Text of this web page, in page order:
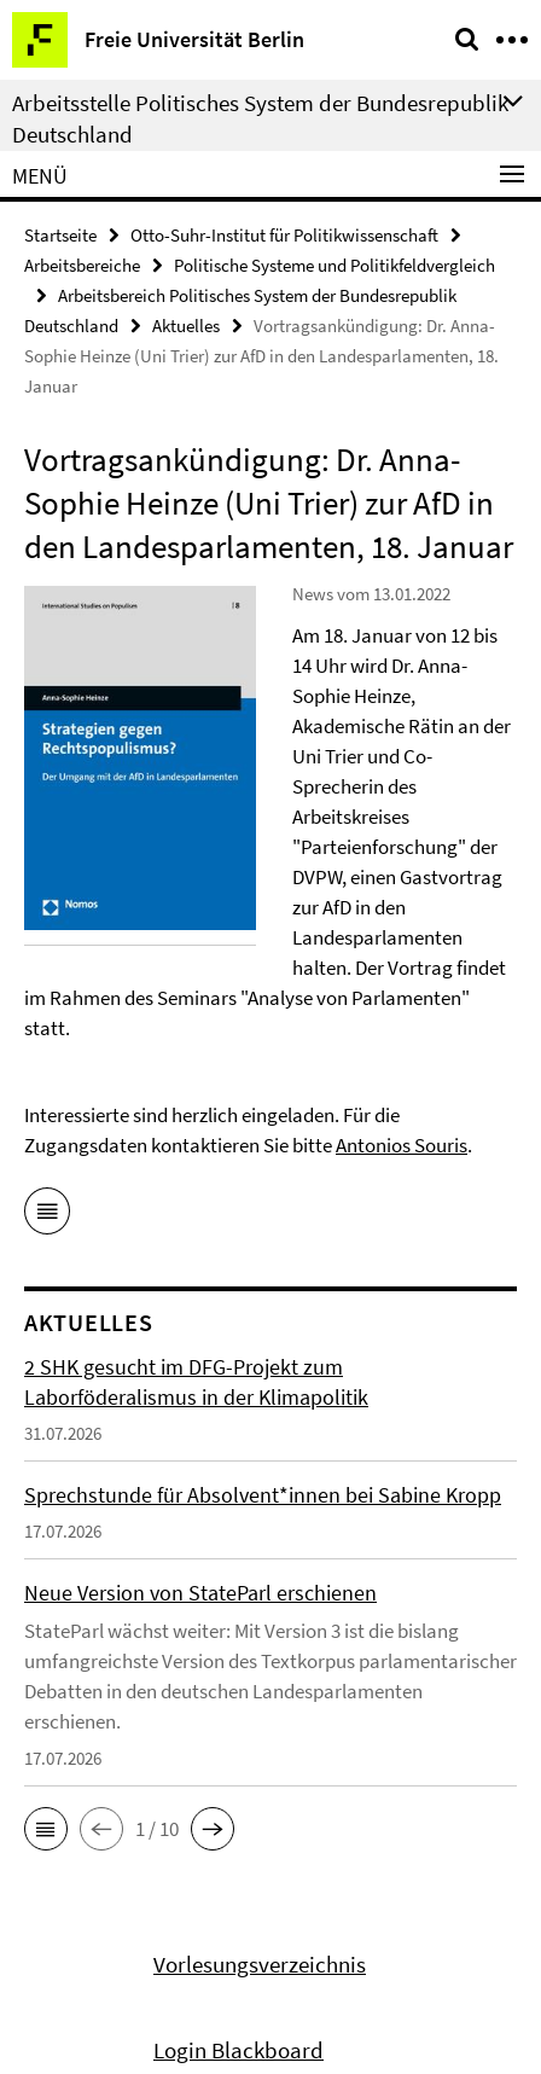
Springe
direkt
zu
Inhalt
Freie Universität Berlin
Service-
Navigation
Arbeitsstelle Politisches System der Bundesrepublik
Deutschland
MENÜ
Startseite
Otto-Suhr-Institut für Politikwissenschaft
Arbeitsbereiche
Politische Systeme und Politikfeldvergleich
Arbeitsbereich Politisches System der Bundesrepublik
Deutschland
Aktuelles
Vortragsankündigung: Dr. Anna-
Sophie Heinze (Uni Trier) zur AfD in den Landesparlamenten, 18.
Januar
Vortragsankündigung: Dr. Anna-
Sophie Heinze (Uni Trier) zur AfD in
den Landesparlamenten, 18. Januar
News vom 13.01.2022
Am 18. Januar von 12 bis
14 Uhr wird Dr. Anna-
Sophie Heinze,
Akademische Rätin an der
Uni Trier und Co-
Sprecherin des
Arbeitskreises
"Parteienforschung" der
DVPW, einen Gastvortrag
zur AfD in den
Landesparlamenten
halten. Der Vortrag findet
im Rahmen des Seminars "Analyse von Parlamenten"
statt.
Interessierte sind herzlich eingeladen. Für die
Zugangsdaten kontaktieren Sie bitteAntonios Souris.
AKTUELLES
2 SHK gesucht im DFG-Projekt zum
Laborföderalismus in der Klimapolitik
31.07.2026
Sprechstunde für Absolvent*innen bei Sabine Kropp
17.07.2026
Neue Version von StateParl erschienen
StateParl wächst weiter: Mit Version 3 ist die bislang
umfangreichste Version des Textkorpus parlamentarischer
Debatten in den deutschen Landesparlamenten
erschienen.
17.07.2026
1 / 10
Vorlesungsverzeichnis
Login Blackboard